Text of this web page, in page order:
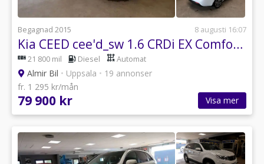
Begagnad 2015 8 augusti 16:07
Kia CEED cee'd_sw 1.6 CRDi EX Comfort Euro 5
21 800 mil Diesel Automat
Almir Bil • Uppsala • 19 annonser
fr. 1 295 kr/mån
79 900 kr Visa mer